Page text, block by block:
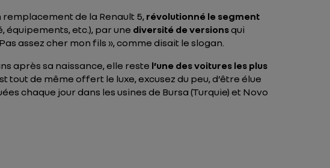
de la Renault 5, révolutionné le segment
équipements, etc.), par une diversité de versionsqui
Pas assez cher mon fils », comme disait le slogan.
après sa naissance, elle reste l’une des voitures les plus
tout de même offert le luxe, excusez du peu, d’être élue
chaque jour dans les usines de Bursa (Turquie) et Novo